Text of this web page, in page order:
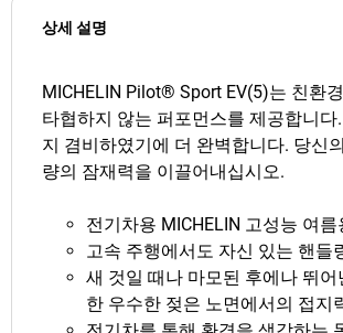
상세 설명
MICHELIN Pilot® Sport EV(5)는 친환
타협하지 않는 퍼포먼스를 제공합니
지 겸비하였기에 더 완벽합니다. 당신
량의 잠재력을 이끌어내십시오.
전기차용 MICHELIN 고성능 여름
고속 주행에서도 자신 있는 핸들
새 것일 때나 마모된 후에나 뛰어
한 우수한 젖은 노면에서의 접지